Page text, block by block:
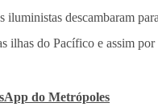
iluministas descambaram
ilhas do Pacífico e assim
do Metrópoles